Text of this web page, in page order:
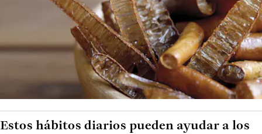
Estos hábitos diarios pueden ayudar a los